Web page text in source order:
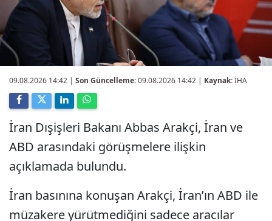
09.08.2026 14:42 | Son Güncelleme:09.08.2026 14:42 | Kaynak:İHA
İran Dışişleri Bakanı Abbas Arakçi, İran ve
ABD arasındaki görüşmelere ilişkin
açıklamada bulundu.
İran basınına konuşan Arakçi, İran’ın ABD ile
müzakere yürütmediğini sadece aracılar